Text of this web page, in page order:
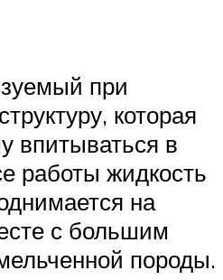
при
которая
впитываться в
работы жидкость
на
с большим
породы.